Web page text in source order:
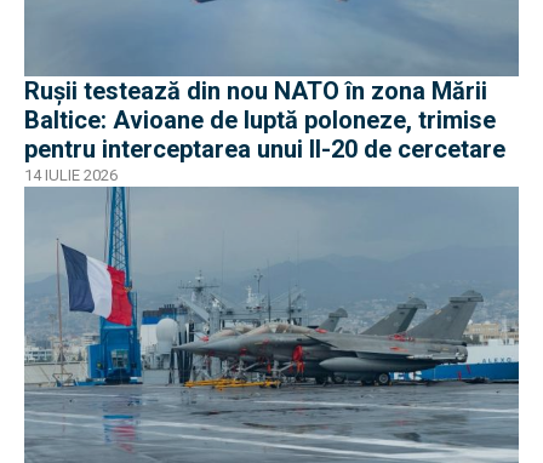
Rușii testează din nou NATO în zona Mării
Baltice: Avioane de luptă poloneze, trimise
pentru interceptarea unui Il-20 de cercetare
14 IULIE 2026